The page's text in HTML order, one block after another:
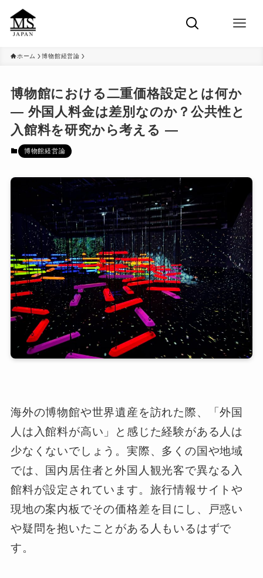
ホーム 博物館経営論
博物館における二重価格設定とは何か
― 外国人料金は差別なのか？公共性と
入館料を研究から考える ―
博物館経営論
海外の博物館や世界遺産を訪れた際、「外国
人は入館料が高い」と感じた経験がある人は
少なくないでしょう。実際、多くの国や地域
では、国内居住者と外国人観光客で異なる入
館料が設定されています。旅行情報サイトや
現地の案内板でその価格差を目にし、戸惑い
や疑問を抱いたことがある人もいるはずで
す。